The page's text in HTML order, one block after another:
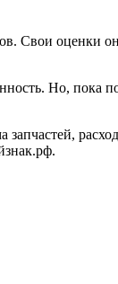
Свои оценки
Но, пока